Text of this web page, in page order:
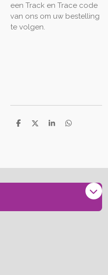
een Track en Trace code
van ons om uw bestelling
te volgen.
D
D
S
D